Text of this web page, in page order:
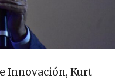
Innovación, Kurt